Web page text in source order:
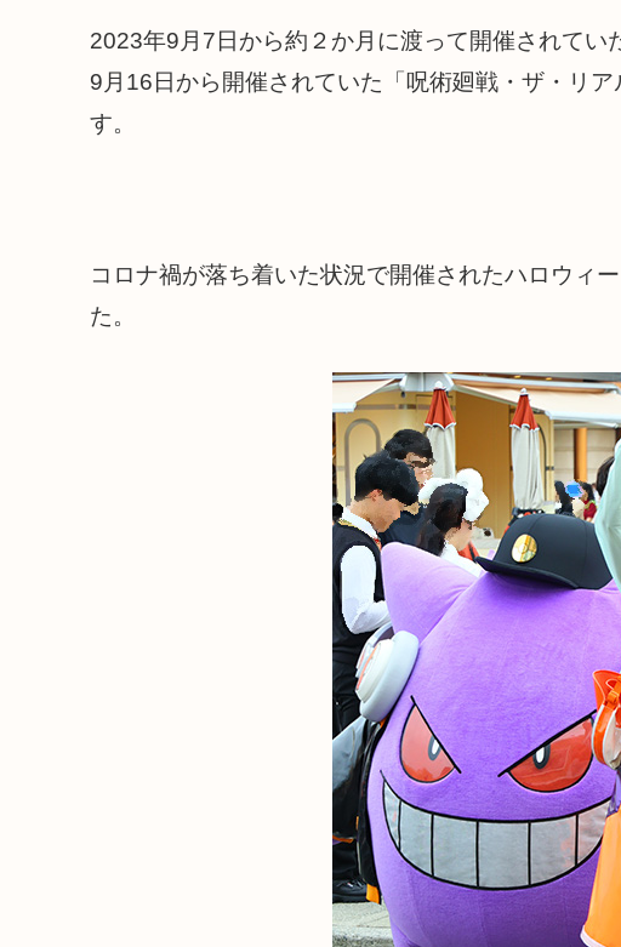
2023年9月7日から約２か月に渡って開催されて
9月16日から開催されていた「呪術廻戦・ザ・リ
す。
コロナ禍が落ち着いた状況で開催されたハロウィ
た。